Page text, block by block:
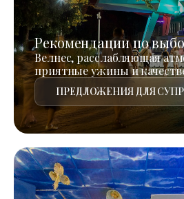
Рекомендации по
Велнес, расслабляющая
приятные ужины и
ПРЕДЛОЖЕНИЯ ДЛЯ